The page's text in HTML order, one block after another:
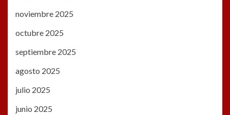
noviembre 2025
octubre 2025
septiembre 2025
agosto 2025
julio 2025
junio 2025